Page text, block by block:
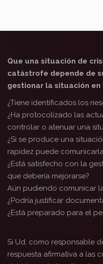
Que una situación de
catástrofe depende de
gestionar la situación en
¿Tiene identificados los
¿Ha protocolizado las
controlar o atenuar una
¿Si se produce una
rapidez puede
¿Está satisfecho con la
que debería mejorarse?.
Aún pudiendo comunicar
¿Podría justificar
¿Está preparado para el
Si Ud. como responsable
respuesta afirmativa a las